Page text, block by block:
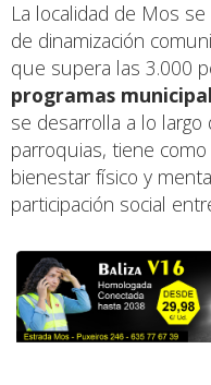
La localidad de Mos
de dinamización
que supera las 3.000
programas
se desarrolla a lo
parroquias, tiene
bienestar físico y
participación social